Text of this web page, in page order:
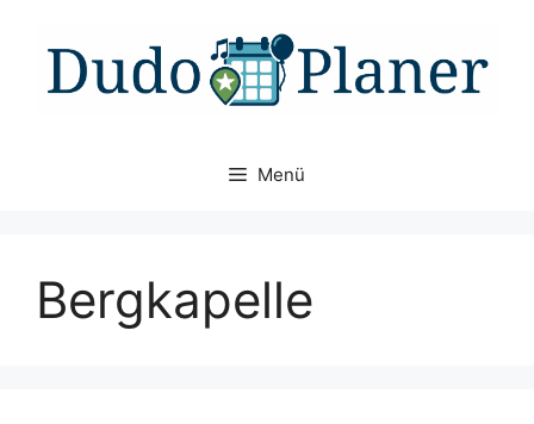
Inhalt
springen
Menü
Bergkapelle